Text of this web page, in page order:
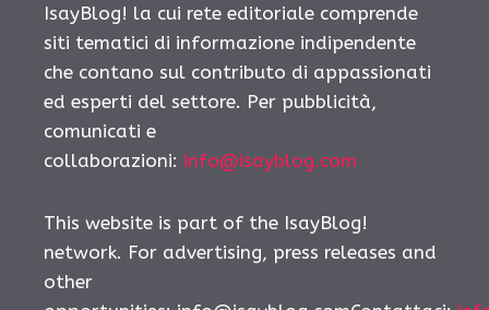
IsayBlog! la cui rete editoriale comprende
siti tematici di informazione indipendente
che contano sul contributo di appassionati
ed esperti del settore. Per pubblicità,
comunicati e
collaborazioni: info@isayblog.com
This website is part of the IsayBlog!
network. For advertising, press releases and
other